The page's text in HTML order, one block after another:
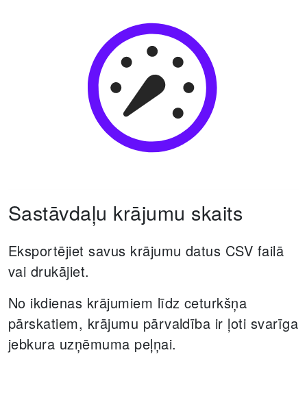
Sastāvdaļu krājumu skaits
Eksportējiet savus krājumu datus CSV failā
vai drukājiet.
No ikdienas krājumiem līdz ceturkšņa
pārskatiem, krājumu pārvaldība ir ļoti svarīga
jebkura uzņēmuma peļņai.